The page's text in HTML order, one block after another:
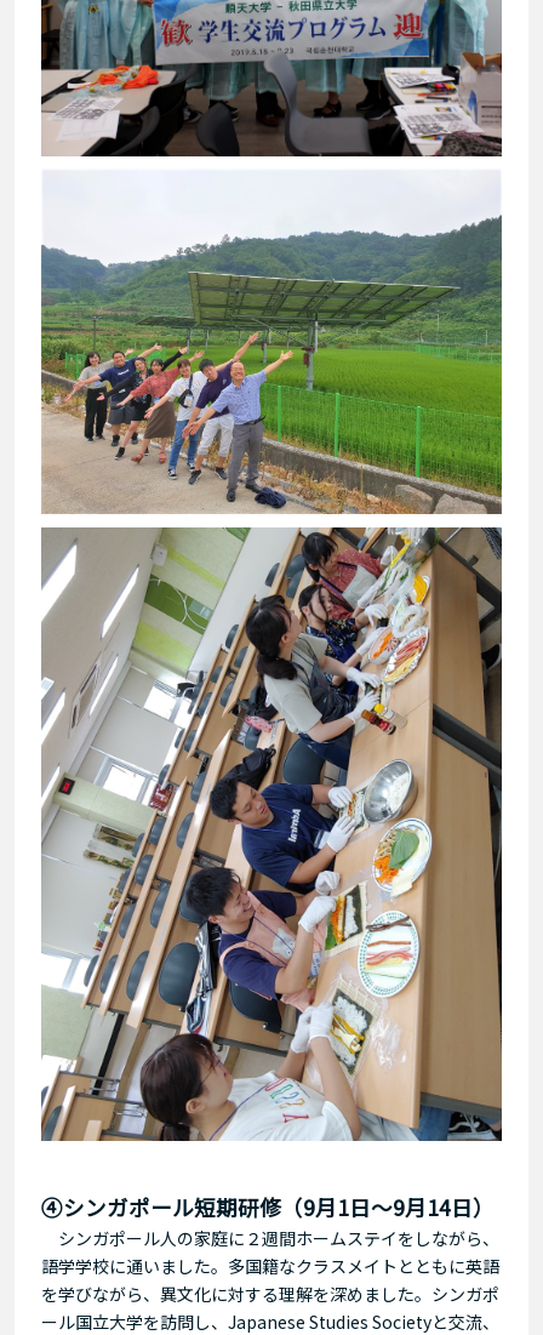
④シンガポール短期研修（9月1日～9月14日）
シンガポール人の家庭に２週間ホームステイをしながら、
語学学校に通いました。多国籍なクラスメイトとともに英語
を学びながら、異文化に対する理解を深めました。シンガポ
ール国立大学を訪問し、Japanese Studies Societyと交流、